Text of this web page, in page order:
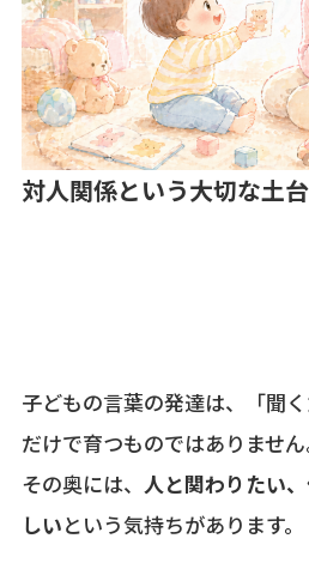
対人関係という大切な土台
子どもの言葉の発達は、「聞
だけで育つものではありません
その奥には、 人と関わりたい
しいという気持ちがあります。